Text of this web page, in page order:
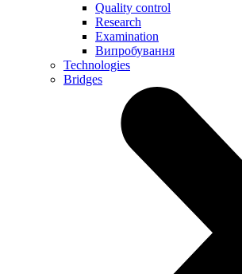
Quality control
Research
Examination
Випробування
Technologies
Bridges